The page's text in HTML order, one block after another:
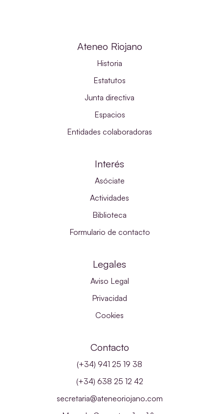
Ateneo Riojano
Historia
Estatutos
Junta directiva
Espacios
Entidades colaboradoras
Interés
Asóciate
Actividades
Biblioteca
Formulario de contacto
Legales
Aviso Legal
Privacidad
Cookies
Contacto
(+34) 941 25 19 38
(+34) 638 25 12 42
secretaria@ateneoriojano.com